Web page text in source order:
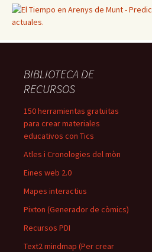
BIBLIOTECA DE
RECURSOS
150 herramientas gratuitas
para crear materiales
educativos con Tics
Atles i Cronologies del mòn
Eines web 2.0
Mapes interactius
Pixton (Generador de còmics)
Recursos PDI
Text2 mindmap (Per crear